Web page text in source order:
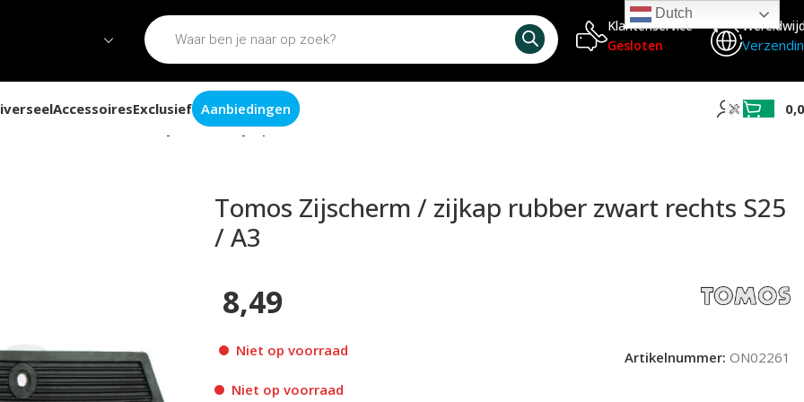
Klantenservice
Gesloten
AccessoiresExclusief Aanbiedingen
Tomos Zijscherm / zijkap rubber zwart rechts S25 / A3
Tomos Zijscherm / zijkap rubber zwart rechts S25
/ A3
8,49
Niet op voorraad Artikelnummer: ON02261
Niet op voorraad
Dutch